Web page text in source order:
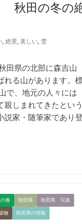
秋田の冬の
, 絶景, 美しい, 雪
田県の北部に森吉山
れる山があります。
で、地元の人々には
親しまれてきたという
説家・随筆家であり登
春 秋田県 秋田県 写真
物 秋田県の情報